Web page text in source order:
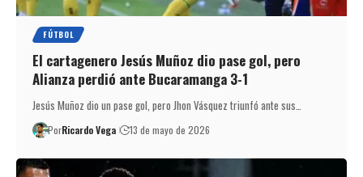
FÚTBOL
El cartagenero Jesús Muñoz dio pase gol, pero
Alianza perdió ante Bucaramanga 3-1
Jesús Muñoz dio un pase gol, pero Jhon Vásquez triunfó ante sus…
PorRicardo Vega 13 de mayo de 2026